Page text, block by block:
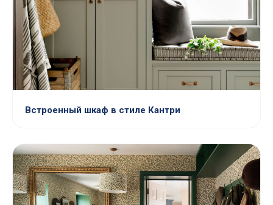
Встроенный шкаф в стиле Кантри